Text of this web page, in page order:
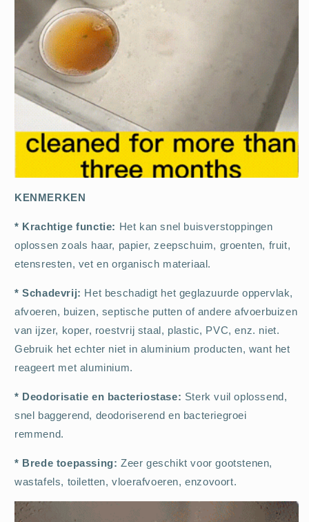
KENMERKEN
* Krachtige functie: Het kan snel buisverstoppingen
oplossen zoals haar, papier, zeepschuim, groenten, fruit,
etensresten, vet en organisch materiaal.
* Schadevrij: Het beschadigt het geglazuurde oppervlak,
afvoeren, buizen, septische putten of andere afvoerbuizen
van ijzer, koper, roestvrij staal, plastic, PVC, enz. niet.
Gebruik het echter niet in aluminium producten, want het
reageert met aluminium.
* Deodorisatie en bacteriostase: Sterk vuil oplossend,
snel baggerend, deodoriserend en bacteriegroei
remmend.
* Brede toepassing: Zeer geschikt voor gootstenen,
wastafels, toiletten, vloerafvoeren, enzovoort.